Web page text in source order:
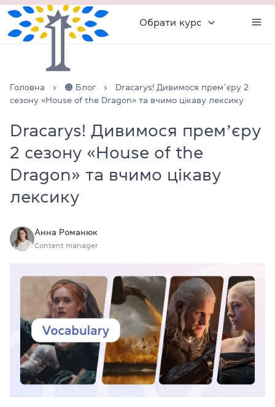
Обрати курс
Головна 🟠 Блог
Dracarys! Дивимося премʼєру 2
сезону «House of the Dragon» та вчимо цікаву лексику
Dracarys! Дивимося премʼєру
2 сезону «House of the
Dragon» та вчимо цікаву
лексику
Анна Романюк
Content manager